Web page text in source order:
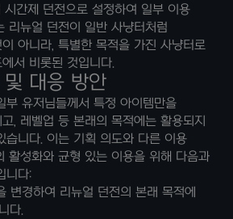
시간제 던전으로 설정하여 일부 이용
리뉴얼 던전이 일반 사냥터처럼
아니라, 특별한 목적을 가진 사냥터로
서 비롯된 것입니다.
대응 방안
부 유저님들께서 특정 아이템만을
, 레벨업 등 본래의 목적에는 활용되지
습니다. 이는 기획 의도와 다른 이용
활성화와 균형 있는 이용을 위해 다음과
니다:
변경하여 리뉴얼 던전의 본래 목적에
다.